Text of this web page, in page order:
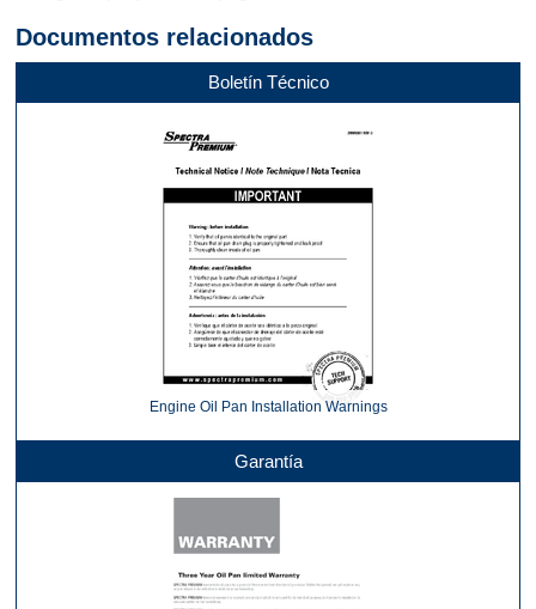
Documentos relacionados
Boletín Técnico
Engine Oil Pan Installation Warnings
Garantía